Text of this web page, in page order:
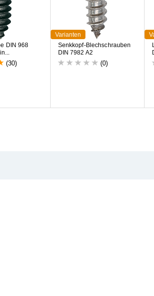
e D N 968
in...
(30)
Varianten
Senkkopf-Bl echschrauben
D N 7982 A2
(0)